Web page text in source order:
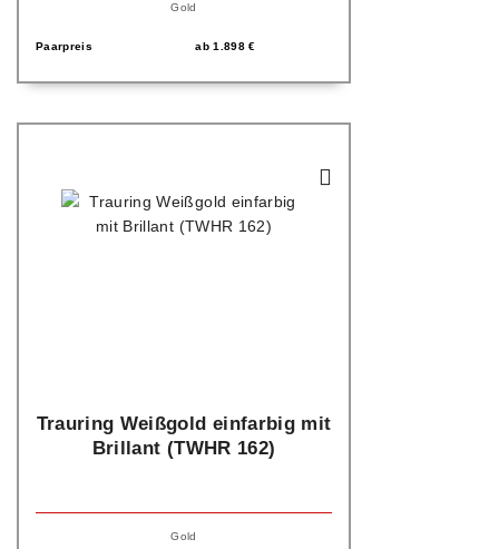
Gold
Paarpreis ab1.898€
Trauring Weißgold einfarbig mit
Brillant (TWHR 162)
Gold